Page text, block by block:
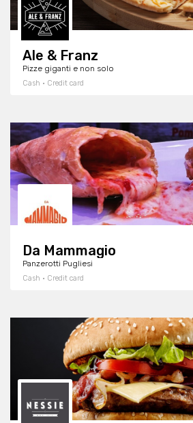
Ale & Franz
Pizze giganti e non solo
Cash · Credit card
Da Mammagio
Panzerotti Pugliesi
Cash · Credit card